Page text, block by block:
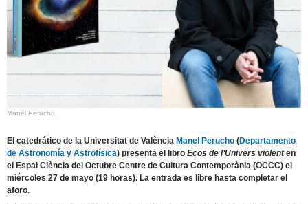
Manel Perucho.
El catedrático de la Universitat de València Manel Perucho (Departamento
de Astronomía y Astrofísica) presenta el libroEcos de l’Univers violenten
el Espai Ciència del Octubre Centre de Cultura Contemporània (OCCC) el
miércoles 27 de mayo (19 horas). La entrada es libre hasta completar el
aforo.